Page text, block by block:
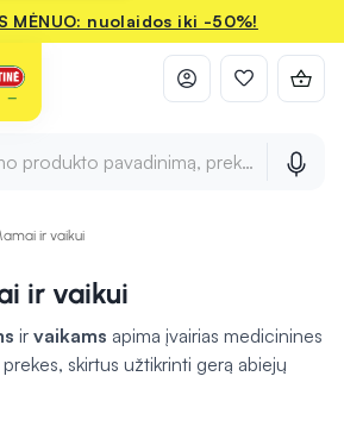
MĖNUO: nuolaidos iki -50%!
produkto pavadinimą, prekės ženklą ir
ir vaikui
ir vaikui
ir vaikams apima įvairias medicinines
skirtus užtikrinti gerą abiejų
tokie kaip vitaminai ir mineralai,
energiją ir imunitetą